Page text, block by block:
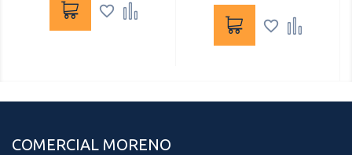
 
 
COMERCIAL MORENO